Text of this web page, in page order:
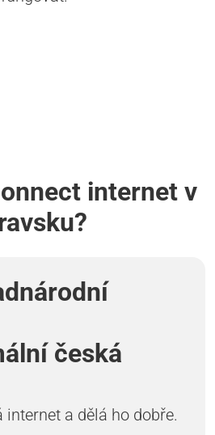
internet v
česká
internet a dělá ho dobře.